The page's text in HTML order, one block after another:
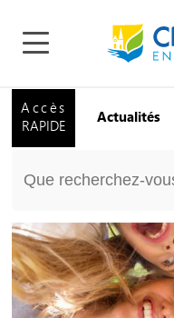
Accès
RAPIDE
Actualités